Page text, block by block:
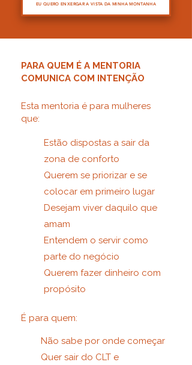
EU QUERO ENXERGAR A VISTA DA MINHA MONTANHA
PARA QUEM É A MENTORIA
COMUNICA COM INTENÇÃO
Esta mentoria é para mulheres
que:
​Estão dispostas a sair da
zona de conforto
Querem se priorizar e se
colocar em primeiro lugar
Desejam viver daquilo que
amam
Entendem o servir como
parte do negócio
Querem fazer dinheiro com
propósito
É para quem:
Não sabe por onde começar
Quer sair do CLT e